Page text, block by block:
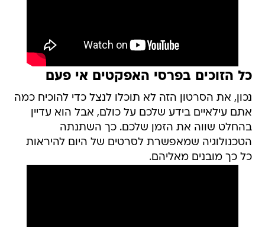
כל הזוכים בפרסי האפקטים אי פעם
נכון, את הסרטון הזה לא תוכלו לנצל כדי להוכיח כמה
אתם עילאיים בידע שלכם על כולם, אבל הוא עדיין
בהחלט שווה את הזמן שלכם. כך השתנתה
הטכנולוגיה שמאפשרת לסרטים של היום להיראות
כל כך מובנים מאליהם.